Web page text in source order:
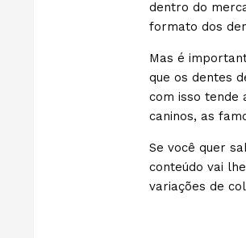
dentro do
formato dos
Mas é
que os dentes
com isso tende
caninos, as
Se você quer
conteúdo vai
variações de